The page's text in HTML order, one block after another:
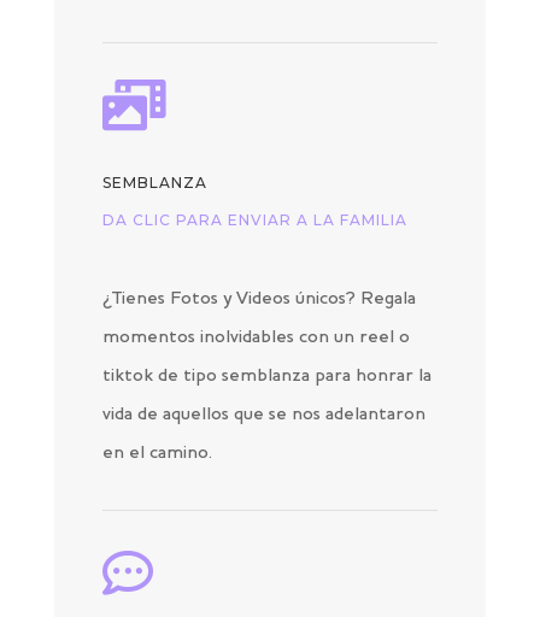

SEMBLANZA
DA CLIC PARA ENVIAR A LA FAMILIA
¿Tienes Fotos y Videos únicos? Regala
momentos inolvidables con un reel o
tiktok de tipo semblanza para honrar la
vida de aquellos que se nos adelantaron
en el camino.
